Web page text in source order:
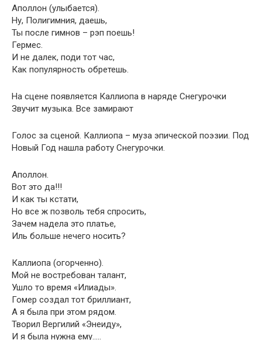
Аполлон (улыбается).
Ну, Полигимния, даешь,
Ты после гимнов – рэп поешь!
Гермес.
И не далек, поди тот час,
Как популярность обретешь.
На сцене появляется Каллиопа в наряде Снегурочки
Звучит музыка. Все замирают
Голос за сценой. Каллиопа – муза эпической поэзии. Под
Новый Год нашла работу Снегурочки.
Аполлон.
Вот это да!!!
И как ты кстати,
Но все ж позволь тебя спросить,
Зачем надела это платье,
Иль больше нечего носить?
Каллиопа (огорченно).
Мой не востребован талант,
Ушло то время «Илиады».
Гомер создал тот бриллиант,
А я была при этом рядом.
Творил Вергилий «Энеиду»,
И я была нужна ему…..